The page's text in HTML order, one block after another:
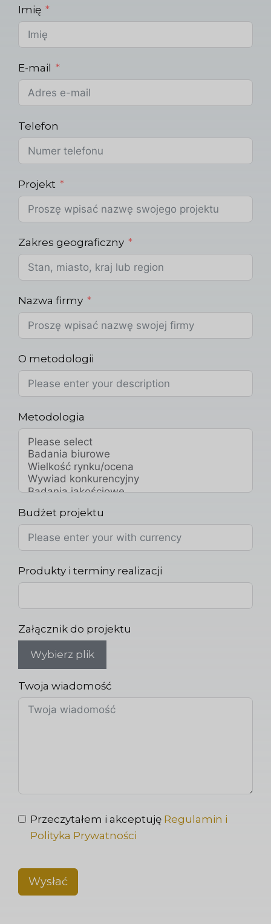
Imię
E-mail
Telefon
Projekt
Zakres geograficzny
Nazwa firmy
O metodologii
Metodologia
Budżet projektu
Produkty i terminy realizacji
Załącznik do projektu
Wybierz plik
Twoja wiadomość
Przeczytałem i akceptuję Regulamin i
Polityka Prywatności
Wysłać